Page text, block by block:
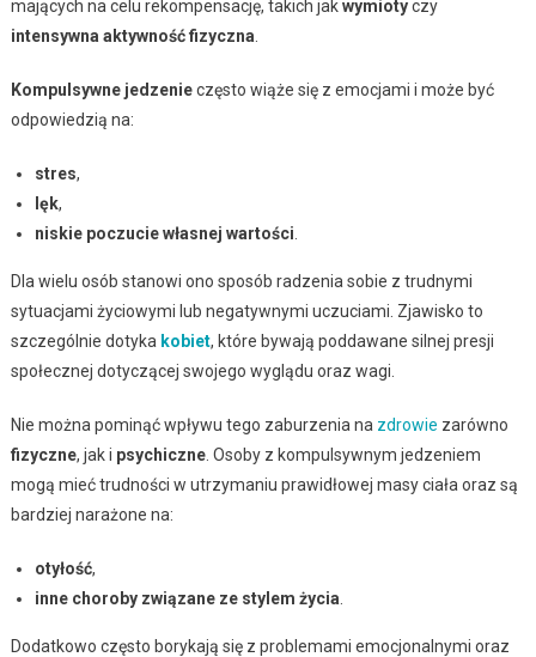
mających na celu rekompensację, takich jakwymiotyczy
intensywna aktywność fizyczna
Kompulsywne jedzenieczęsto wiąże się z emocjami i może być
odpowiedzią na:
stres,
lęk,
niskie poczucie własnej wartości
Dla wielu osób stanowi ono sposób radzenia sobie z trudnymi
sytuacjami życiowymi lub negatywnymi uczuciami. Zjawisko to
szczególnie dotyka kobiet, które bywają poddawane silnej presji
społecznej dotyczącej swojego wyglądu oraz wagi.
Nie można pominąć wpływu tego zaburzenia na zdrowie zarówno
fizyczne, jak i psychiczne. Osoby z kompulsywnym jedzeniem
mogą mieć trudności w utrzymaniu prawidłowej masy ciała oraz są
bardziej narażone na:
otyłość,
inne choroby związane ze stylem życia
Dodatkowo często borykają się z problemami emocjonalnymi oraz